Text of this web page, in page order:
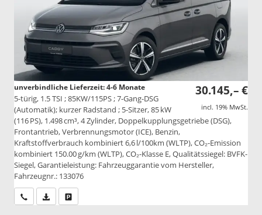
30.145,– €
incl. 19% MwSt.
unverbindliche Lieferzeit: 4-6 Monate
5-türig, 1.5 TSI ; 85KW/115PS ; 7-Gang-DSG
(Automatik); kurzer Radstand ; 5-Sitzer, 85 kW
(116 PS), 1.498 cm³, 4 Zylinder, Doppelkupplungsgetriebe (DSG),
Frontantrieb, Verbrennungsmotor (ICE), Benzin,
Kraftstoffverbrauch kombiniert 6,6 l/100km (WLTP), CO₂-Emission
kombiniert 150.00 g/km (WLTP), CO₂-Klasse E, Qualitätssiegel: BVFK-
Siegel, Garantieleistung: Fahrzeuggarantie vom Hersteller,
Fahrzeugnr.: 133076
Wir rufen Sie anPDF-Datei, Fahrzeugexposé drucken